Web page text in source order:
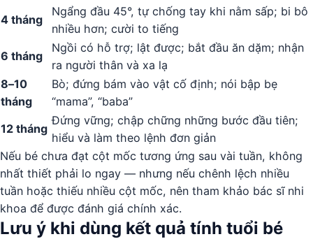
4 tháng
Ngẩng đầu 45°, tự chống tay khi nằm sấp; bi bô
nhiều hơn; cười to tiếng
6 tháng
Ngồi có hỗ trợ; lật được; bắt đầu ăn dặm; nhận
ra người thân và xa lạ
8–10
tháng
Bò; đứng bám vào vật cố định; nói bập bẹ
“mama”, “baba”
12 tháng
Đứng vững; chập chững những bước đầu tiên;
hiểu và làm theo lệnh đơn giản
Nếu bé chưa đạt cột mốc tương ứng sau vài tuần, không
nhất thiết phải lo ngay — nhưng nếu chênh lệch nhiều
tuần hoặc thiếu nhiều cột mốc, nên tham khảo bác sĩ nhi
khoa để được đánh giá chính xác.
Lưu ý khi dùng kết quả tính tuổi bé